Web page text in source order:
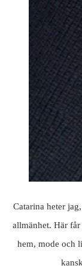
Catarina heter
allmänhet. Här
hem, mode och